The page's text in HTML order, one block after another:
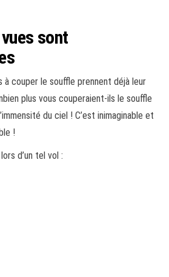
vues sont
à couper le souffle prennent déjà leur
plus vous couperaient-ils le souffle
du ciel ! C’est inimaginable et
!
d’un tel vol :